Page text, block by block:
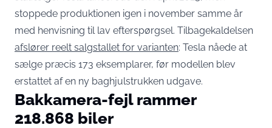
stoppede produktionen igen i november samme år
med henvisning til lav efterspørgsel. Tilbagekaldelsen
afslører reelt salgstallet for varianten: Tesla nåede at
sælge præcis 173 eksemplarer, før modellen blev
erstattet af en ny baghjulstrukken udgave.
Bakkamera-fejl rammer
218.868 biler